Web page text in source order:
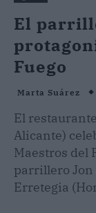
El
Fuego
Marta Suárez
El restaurante
Alicante)
Maestros del
parrillero Jon
Erretegia